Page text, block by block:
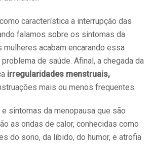
característica a interrupção das
falamos sobre os sintomas da
mulheres acabam encarando essa
de saúde. Afinal, a chegada da
irregularidades menstruais,
mais ou menos frequentes.
sintomas da menopausa que são
as ondas de calor, conhecidas como
do sono, da libido, do humor, e atrofia